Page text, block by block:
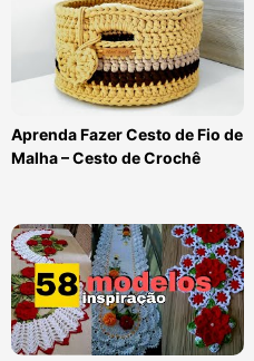
Aprenda Fazer Cesto de Fio de
Malha – Cesto de Crochê